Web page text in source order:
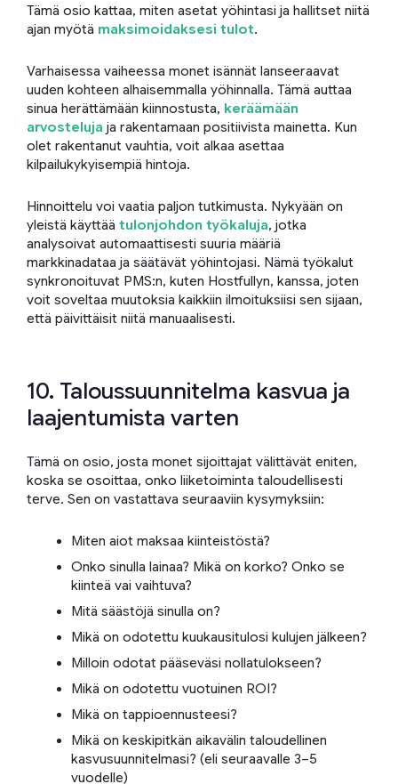
Tämä osio kattaa, miten asetat yöhintasi ja hallitset niitä
ajan myötä maksimoidaksesi tulot.
Varhaisessa vaiheessa monet isännät lanseeraavat
uuden kohteen alhaisemmalla yöhinnalla. Tämä auttaa
sinua herättämään kiinnostusta, keräämään
arvosteluja ja rakentamaan positiivista mainetta. Kun
olet rakentanut vauhtia, voit alkaa asettaa
kilpailukykyisempiä hintoja.
Hinnoittelu voi vaatia paljon tutkimusta. Nykyään on
yleistä käyttää tulonjohdon työkaluja, jotka
analysoivat automaattisesti suuria määriä
markkinadataa ja säätävät yöhintojasi. Nämä työkalut
synkronoituvat PMS:n, kuten Hostfullyn, kanssa, joten
voit soveltaa muutoksia kaikkiin ilmoituksiisi sen sijaan,
että päivittäisit niitä manuaalisesti.
10. Taloussuunnitelma kasvua ja
laajentumista varten
Tämä on osio, josta monet sijoittajat välittävät eniten,
koska se osoittaa, onko liiketoiminta taloudellisesti
terve. Sen on vastattava seuraaviin kysymyksiin:
Miten aiot maksaa kiinteistöstä?
Onko sinulla lainaa? Mikä on korko? Onko se
kiinteä vai vaihtuva?
Mitä säästöjä sinulla on?
Mikä on odotettu kuukausitulosi kulujen jälkeen?
Milloin odotat pääseväsi nollatulokseen?
Mikä on odotettu vuotuinen ROI?
Mikä on tappioennusteesi?
Mikä on keskipitkän aikavälin taloudellinen
kasvusuunnitelmasi? (eli seuraavalle 3–5
vuodelle)